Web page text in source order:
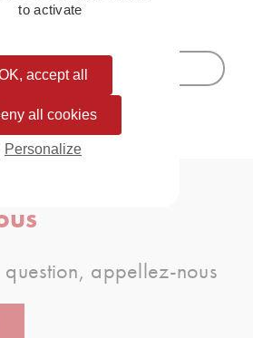
Toutes nos implantations
appellez-nous
to activate
accept all
all cookies
Personalize